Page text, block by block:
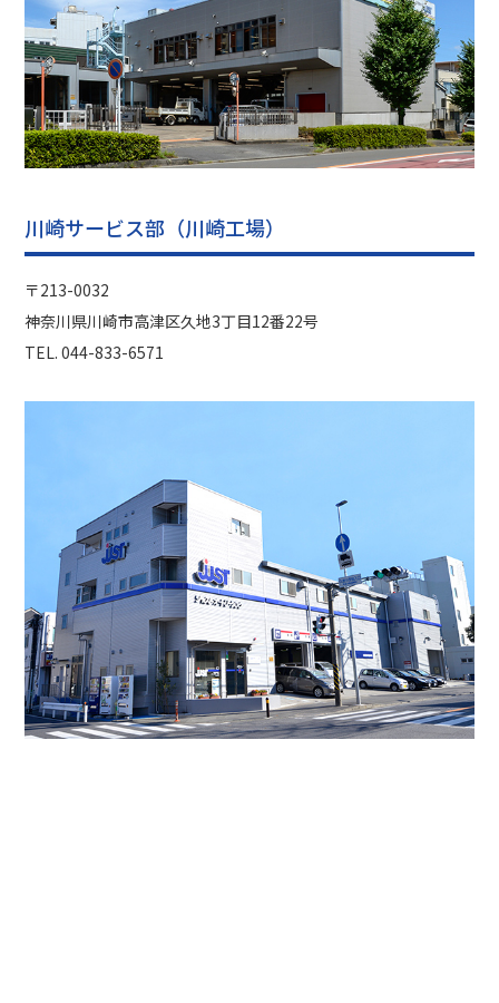
川崎サービス部（川崎工場）
〒213-0032
神奈川県川崎市⾼津区久地3丁⽬12番22号
TEL. 044-833-6571